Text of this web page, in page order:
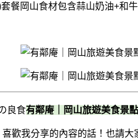
餐岡山食材包含蒜山奶油+
有鄰庵｜岡山旅遊美食景
喜歡我分享的內容的話！ 也請大